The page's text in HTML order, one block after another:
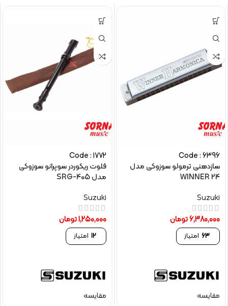
Code : 6396
سازدهنی ترمولو سوزوکی مدل
WINNER 24
Suzuki
6,380,000تومان
63 امتیاز
مقایسه
Code : 1772
فلوت ریکوردر سوپرانو سوزوکی
مدل SRG-405
Suzuki
1,250,000تومان
12 امتیاز
مقایسه